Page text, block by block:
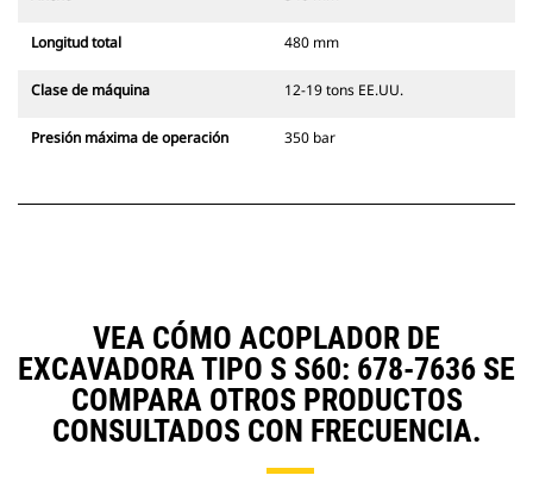
Longitud total 480 mm
Clase de máquina 12-19 tons EE.UU.
Presión máxima de operación 350 bar
VEA CÓMO ACOPLADOR DE
EXCAVADORA TIPO S S60: 678-7636 SE
COMPARA OTROS PRODUCTOS
CONSULTADOS CON FRECUENCIA.